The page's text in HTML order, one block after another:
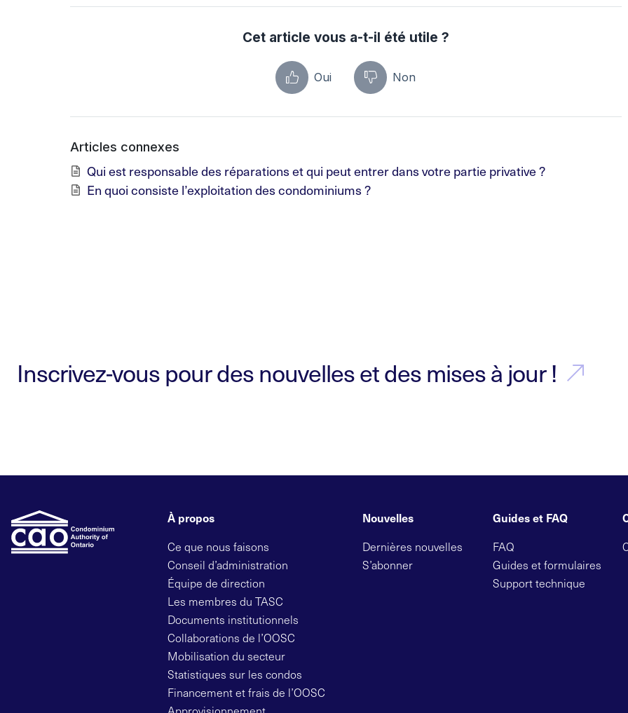
Cet article vous a-t-il été utile ?
Oui Non
Articles connexes
Qui est responsable des réparations et qui peut entrer dans votre partie privative ?
En quoi consiste l’exploitation des condominiums ?
Inscrivez-vous pour des nouvelles et des mises à jour !
À propos
Ce que nous faisons
Conseil d’administration
Équipe de direction
Les membres du TASC
Documents institutionnels
Collaborations de l’OOSC
Mobilisation du secteur
Statistiques sur les condos
Financement et frais de l’OOSC
Nouvelles
Dernières nouvelles
S’abonner
Guides et FAQ
FAQ
Guides et formulaires
Support technique